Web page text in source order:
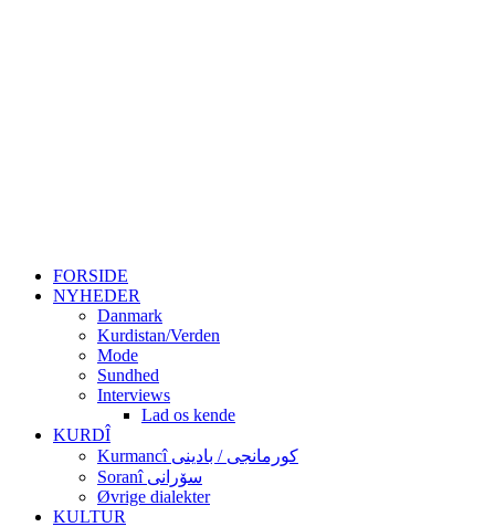
FORSIDE
NYHEDER
Danmark
Kurdistan/Verden
Mode
Sundhed
Interviews
Lad os kende
KURDÎ
Kurmancî کورمانجی / بادینی
Soranî سۆرانی
Øvrige dialekter
KULTUR